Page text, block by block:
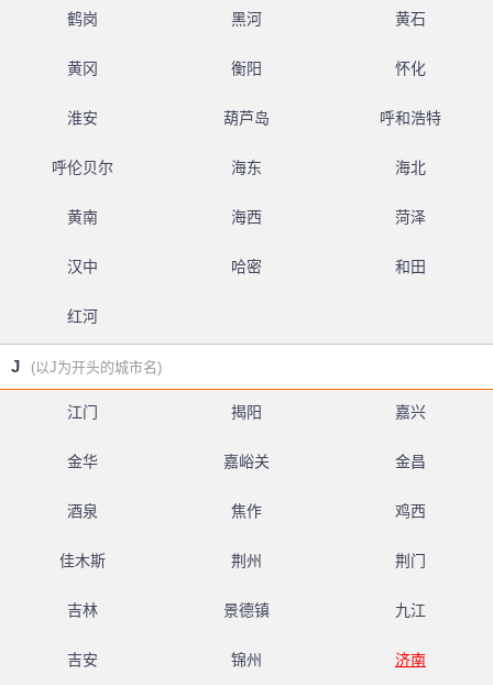
鹤岗 黑河 黄石
黄冈 衡阳 怀化
淮安 葫芦岛 呼和浩特
呼伦贝尔 海东 海北
黄南 海西 菏泽
汉中 哈密 和田
红河
J (以J为开头的城市名)
江门 揭阳 嘉兴
金华 嘉峪关 金昌
酒泉 焦作 鸡西
佳木斯 荆州 荆门
吉林 景德镇 九江
吉安 锦州 济南